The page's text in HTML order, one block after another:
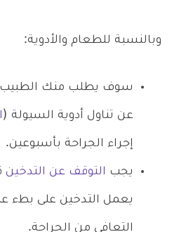
وبالنسبة للطعام والأدوية:
سوف يطلب منك الطبيب
عن تناول أدوية السيولة (
إجراء الجراحة بأسبوعين.
يجب التوقف عن التدخين
يعمل التدخين على بطء
التعافي من الجراحة.